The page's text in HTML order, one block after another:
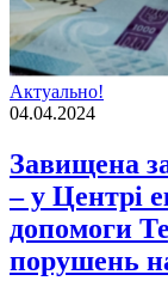
Актуально!
04.04.2024
Завищена
– у Центрі
допомоги
порушень